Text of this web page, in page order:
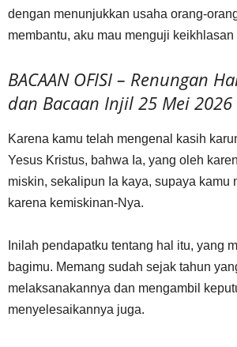
dengan menunjukkan usaha orang-
membantu, aku mau menguji keikhlasan
BACAAN OFISI – Renungan
dan Bacaan Injil 25 Mei 2026
Karena kamu telah mengenal kasih
Yesus Kristus, bahwa Ia, yang oleh
miskin, sekalipun Ia kaya, supaya kamu
karena kemiskinan-Nya.
Inilah pendapatku tentang hal itu, yang
bagimu. Memang sudah sejak tahun
melaksanakannya dan mengambil
menyelesaikannya juga.